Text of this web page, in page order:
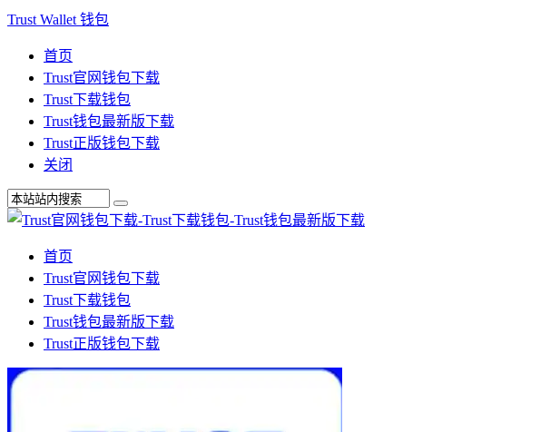
Trust Wallet 钱包
首页
Trust官网钱包下载
Trust下载钱包
Trust钱包最新版下载
Trust正版钱包下载
关闭
首页
Trust官网钱包下载
Trust下载钱包
Trust钱包最新版下载
Trust正版钱包下载